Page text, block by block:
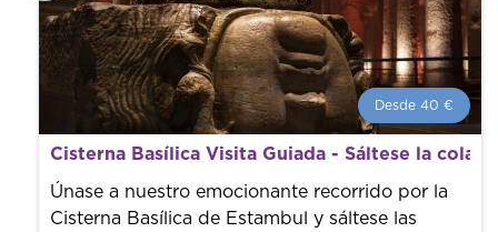
Desde 40 €
Desde 40 € por persona.
guías de la ciudad para tener el mejor precio y servicio.
Cisterna Basílica Visita Guiada - Sáltese la cola
Únase a nuestro emocionante recorrido por la
Cisterna Basílica de Estambul y sáltese las